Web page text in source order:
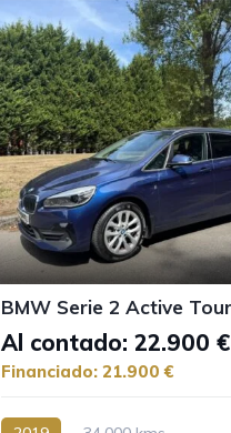
Al contado: 22.900 €
Financiado: 21.900 €